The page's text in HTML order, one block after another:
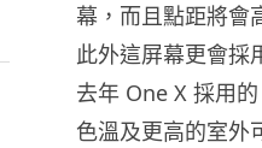
幕，而且點距將會
此外這屏幕更會採
去年 One X 採用
色溫及更高的室外